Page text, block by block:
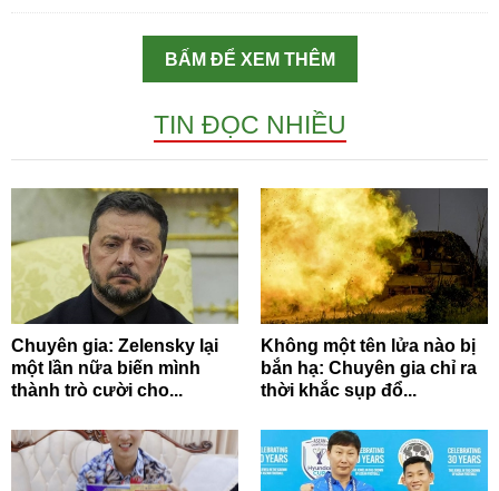
BẤM ĐỂ XEM THÊM
TIN ĐỌC NHIỀU
Chuyên gia: Zelensky lại
một lần nữa biến mình
thành trò cười cho...
Không một tên lửa nào bị
bắn hạ: Chuyên gia chỉ ra
thời khắc sụp đổ...